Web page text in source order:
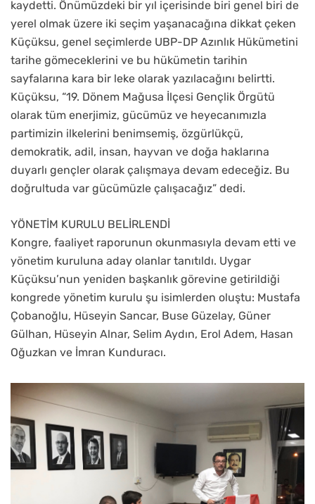
kaydetti. Önümüzdeki bir yıl içerisinde biri genel biri de
yerel olmak üzere iki seçim yaşanacağına dikkat çeken
Küçüksu, genel seçimlerde UBP-DP Azınlık Hükümetini
tarihe gömeceklerini ve bu hükümetin tarihin
sayfalarına kara bir leke olarak yazılacağını belirtti.
Küçüksu, “19. Dönem Mağusa İlçesi Gençlik Örgütü
olarak tüm enerjimiz, gücümüz ve heyecanımızla
partimizin ilkelerini benimsemiş, özgürlükçü,
demokratik, adil, insan, hayvan ve doğa haklarına
duyarlı gençler olarak çalışmaya devam edeceğiz. Bu
doğrultuda var gücümüzle çalışacağız” dedi.
YÖNETİM KURULU BELİRLENDİ
Kongre, faaliyet raporunun okunmasıyla devam etti ve
yönetim kuruluna aday olanlar tanıtıldı. Uygar
Küçüksu’nun yeniden başkanlık görevine getirildiği
kongrede yönetim kurulu şu isimlerden oluştu: Mustafa
Çobanoğlu, Hüseyin Sancar, Buse Güzelay, Güner
Gülhan, Hüseyin Alnar, Selim Aydın, Erol Adem, Hasan
Oğuzkan ve İmran Kunduracı.